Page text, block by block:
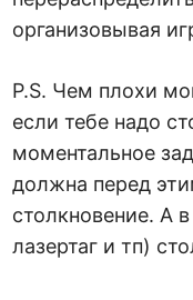
организовывая
P.S. Чем плохи
если тебе надо
моментальное
должна перед
столкновение. А
лазертаг и тп)